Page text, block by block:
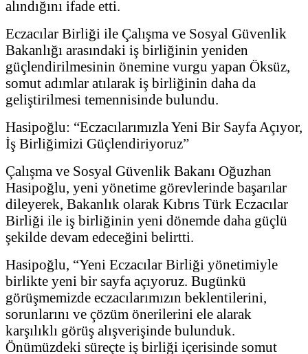
alındığını ifade etti.
Eczacılar Birliği ile Çalışma ve Sosyal Güvenlik
Bakanlığı arasındaki iş birliğinin yeniden
güçlendirilmesinin önemine vurgu yapan Öksüz,
somut adımlar atılarak iş birliğinin daha da
geliştirilmesi temennisinde bulundu.
Hasipoğlu: “Eczacılarımızla Yeni Bir Sayfa Açıyor,
İş Birliğimizi Güçlendiriyoruz”
Çalışma ve Sosyal Güvenlik Bakanı Oğuzhan
Hasipoğlu, yeni yönetime görevlerinde başarılar
dileyerek, Bakanlık olarak Kıbrıs Türk Eczacılar
Birliği ile iş birliğinin yeni dönemde daha güçlü
şekilde devam edeceğini belirtti.
Hasipoğlu, “Yeni Eczacılar Birliği yönetimiyle
birlikte yeni bir sayfa açıyoruz. Bugünkü
görüşmemizde eczacılarımızın beklentilerini,
sorunlarını ve çözüm önerilerini ele alarak
karşılıklı görüş alışverişinde bulunduk.
Önümüzdeki süreçte iş birliği içerisinde somut